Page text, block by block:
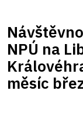
NPÚ na
měsíc